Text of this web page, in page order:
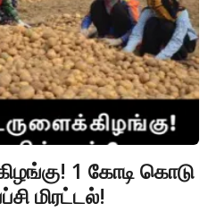
1 கோடி கொடு
மிரட்டல்!